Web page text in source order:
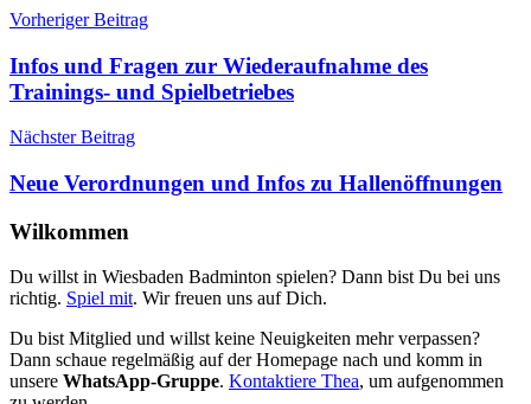
Beitragsnavigation
Vorheriger Beitrag
Infos und Fragen zur Wiederaufnahme des
Trainings- und Spielbetriebes
Nächster Beitrag
Neue Verordnungen und Infos zu Hallenöffnungen
Wilkommen
Du willst in Wiesbaden Badminton spielen? Dann bist Du bei uns
richtig. Spiel mit. Wir freuen uns auf Dich.
Du bist Mitglied und willst keine Neuigkeiten mehr verpassen?
Dann schaue regelmäßig auf der Homepage nach und komm in
unsere WhatsApp-Gruppe. Kontaktiere Thea, um aufgenommen